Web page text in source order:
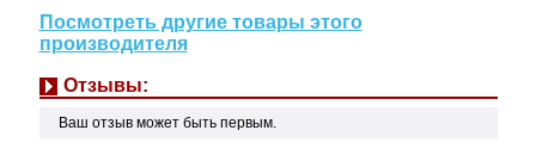
Посмотреть другие товары этого
производителя
Отзывы:
Ваш отзыв может быть первым.